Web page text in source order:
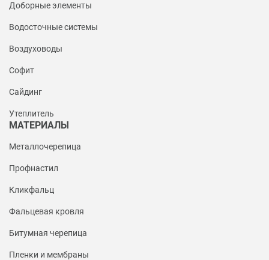
Доборные элементы
Водосточные системы
Воздуховоды
Софит
Сайдинг
Утеплитель
МАТЕРИАЛЫ
Металлочерепица
Профнастил
Кликфальц
Фальцевая кровля
Битумная черепица
Пленки и мембраны